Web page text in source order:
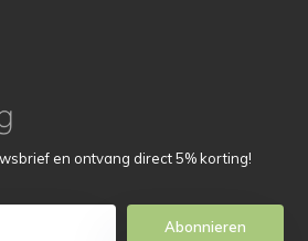
en ontvang direct 5% korting!
Abonnieren